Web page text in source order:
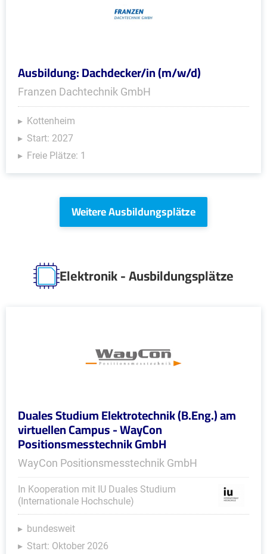
Ausbildung: Dachdecker/in (m/w/d)
Franzen Dachtechnik GmbH
Kottenheim
Start: 2027
Freie Plätze: 1
Weitere Ausbildungsplätze
Elektronik - Ausbildungsplätze
Duales Studium Elektrotechnik (B.Eng.) am
virtuellen Campus - WayCon
Positionsmesstechnik GmbH
WayCon Positionsmesstechnik GmbH
In Kooperation mit IU Duales Studium
(Internationale Hochschule)
bundesweit
Start: Oktober 2026